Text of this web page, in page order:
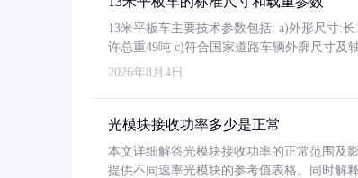
13米平板车主要技术参数包括: a)外形尺寸:
许总重49吨 c)符合国家道路车辆外廓尺寸及
2026年8月4日
光模块接收功率多少是正常
本文详细解答光模块接收功率的正常范围及
提供不同速率光模块的参考值表格。同时解